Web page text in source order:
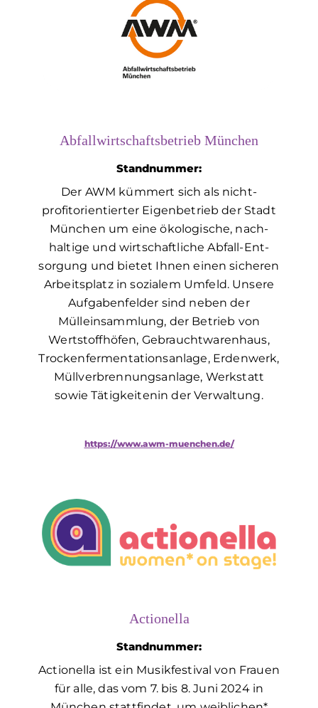
Abfallwirtschaftsbetrieb München
Standnummer:
Der AWM kümmert sich als nicht-
profitorientierter Eigen­betrieb der Stadt
München um eine öko­logische, nach­
haltige und wirtschaft­liche Abfall-Ent­
sorgung und bietet Ihnen einen sicheren
Arbeits­platz in sozialem Um­feld. Unsere
Aufgabenfelder sind neben der
Mülleinsammlung, der Betrieb von
Wertstoffhöfen, Gebrauchtwarenhaus,
Trockenfermentationsanlage, Erdenwerk,
Müllverbrennungsanlage, Werkstatt
sowie Tätigkeitenin der Verwaltung.
https://www.awm-muenchen.de/
Actionella
Standnummer:
Actionella ist ein Musikfestival von Frauen
für alle, das vom 7. bis 8. Juni 2024 in